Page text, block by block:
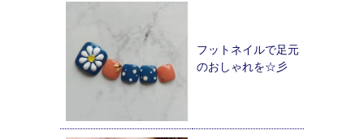
フットネイルで足元
のおしゃれを☆彡